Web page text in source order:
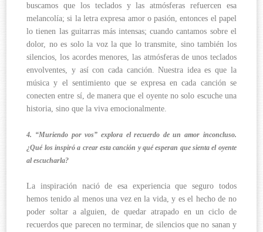
buscamos que los teclados y las atmósferas refuercen esa
melancolía; si la letra expresa amor o pasión, entonces el papel
lo tienen las guitarras más intensas; cuando cantamos sobre el
dolor, no es solo la voz la que lo transmite, sino también los
silencios, los acordes menores, las atmósferas de unos teclados
envolventes, y así con cada canción. Nuestra idea es que la
música y el sentimiento que se expresa en cada canción se
conecten entre sí, de manera que el oyente no solo escuche una
historia, sino que la viva emocionalmente.
4. “Muriendo por vos” explora el recuerdo de un amor inconcluso.
¿Qué los inspiró a crear esta canción y qué esperan que sienta el oyente
al escucharla?
La inspiración nació de esa experiencia que seguro todos
hemos tenido al menos una vez en la vida, y es el hecho de no
poder soltar a alguien, de quedar atrapado en un ciclo de
recuerdos que parecen no terminar, de silencios que no sanan y